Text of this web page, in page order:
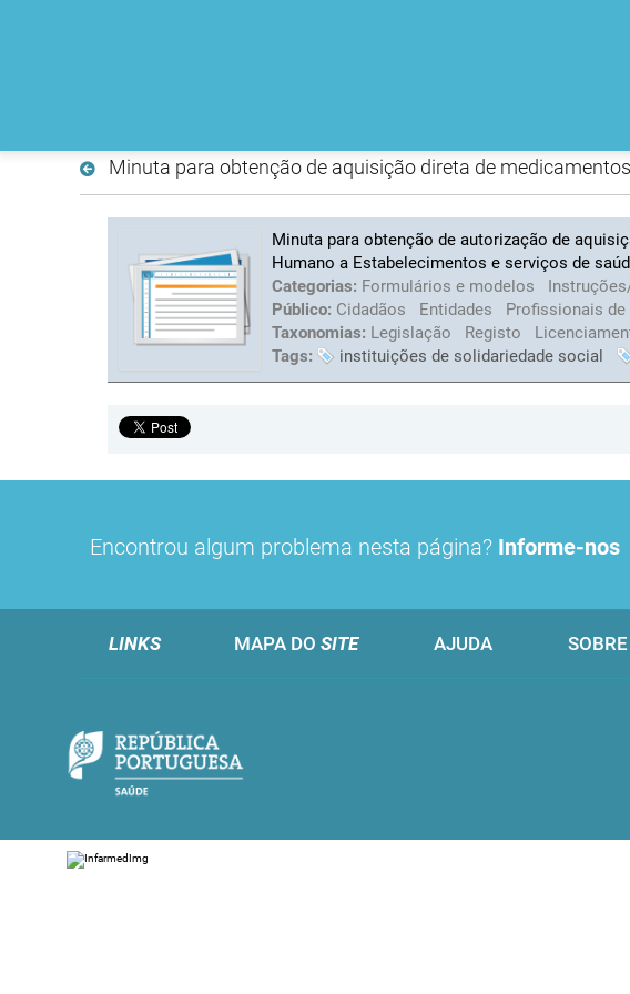
Minuta para obtenção de aquisição direta de
Minuta para obtenção de autorização de
Humano a Estabelecimentos e serviços de
Categorias: Formulários e modelos
Público: Cidadãos Entidades
Profissionais de
Taxonomias: Legislação Registo
Tags:
instituições de solidariedade social
Encontrou algum problema nesta página? Informe-nos
LINKS MAPA DO SITE AJUDA